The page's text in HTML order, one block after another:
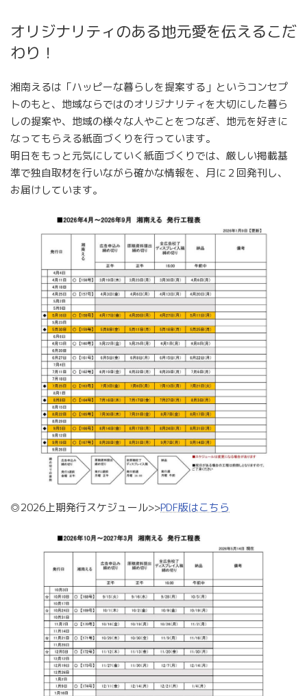
オリジナリティのある地元愛を伝えるこだ
わり！
湘南えるは「ハッピーな暮らしを提案する」というコンセプ
トのもと、地域ならではのオリジナリティを大切にした暮ら
しの提案や、地域の様々な人やことをつなぎ、地元を好きに
なってもらえる紙面づくりを行っています。
明日をもっと元気にしていく紙面づくりでは、厳しい掲載基
準で独自取材を行いながら確かな情報を、月に２回発刊し、
お届けしています。
◎2026上期発行スケジュール>>PDF版はこちら